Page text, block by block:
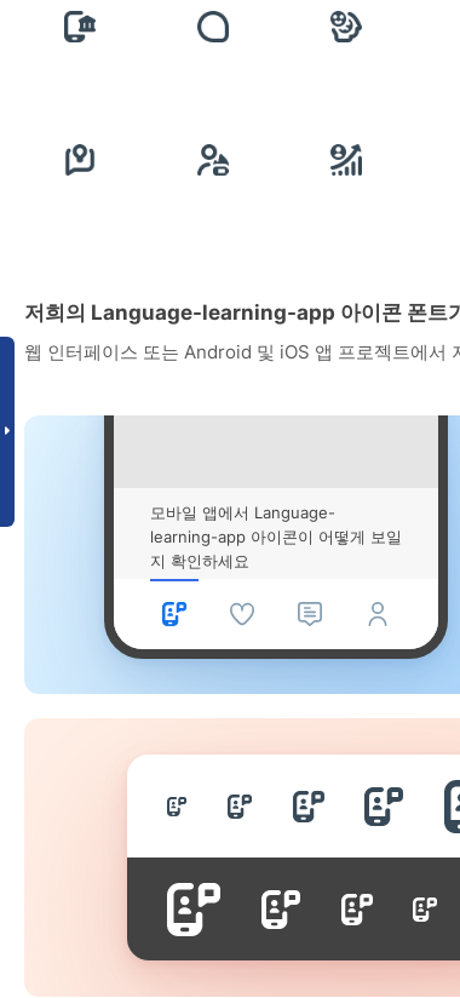
저희의 Language-learning-app 아이콘 폰트
웹 인터페이스 또는 Android 및 iOS 앱 프로젝트에서
모바일 앱에서 Language-
learning-app 아이콘이 어떻게 보일
지 확인하세요